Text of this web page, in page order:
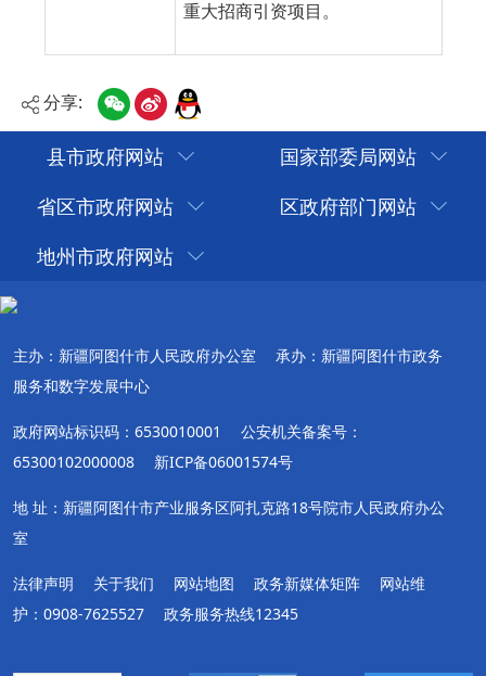
重大招商引资项目。
分享:
县市政府网站
国家部委局网站
省区市政府网站
区政府部门网站
地州市政府网站
主办：新疆阿图什市人民政府办公室
承办：新疆阿图什市政务
服务和数字发展中心
政府网站标识码：6530010001
公安机关备案号：
65300102000008
新ICP备06001574号
地 址：新疆阿图什市产业服务区阿扎克路18号院市人民政府办公
室
法律声明 关于我们 网站地图 政务新媒体矩阵
网站维
护：0908-7625527
政务服务热线12345